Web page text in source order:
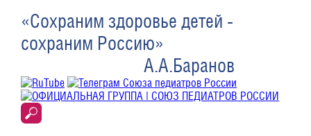
«Сохраним здоровье детей -
сохраним Россию»
А.А.Баранов